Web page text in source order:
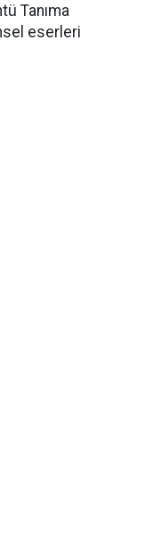
Tanıma
eserleri